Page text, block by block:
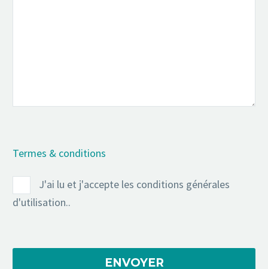
Termes & conditions
J'ai lu et j'accepte les conditions générales
d'utilisation..